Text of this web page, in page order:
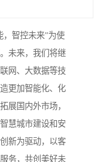
，智控未来”为使
未来，我们将继
网、大数据等技
更加智能化、化
展国内外市场，
慧城市建设和安
新为驱动，以客
务，共创美好未